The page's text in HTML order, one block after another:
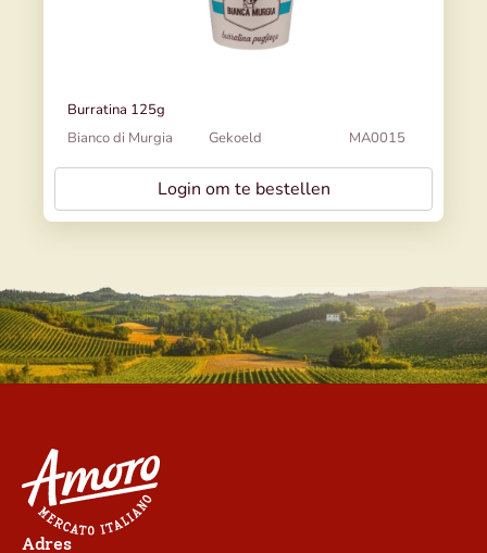
Burratina 125g
Bianco di Murgia
Gekoeld MA0015
Login om te bestellen
Adres